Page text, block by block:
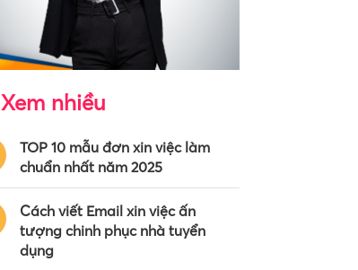
Xem nhiều
TOP 10 mẫu đơn xin việc làm
chuẩn nhất năm 2025
Cách viết Email xin việc ấn
tượng chinh phục nhà tuyển
dụng